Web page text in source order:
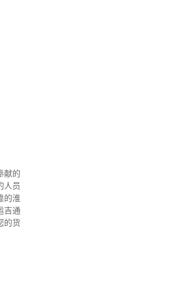
献的
人员
的淮
吉通
的货